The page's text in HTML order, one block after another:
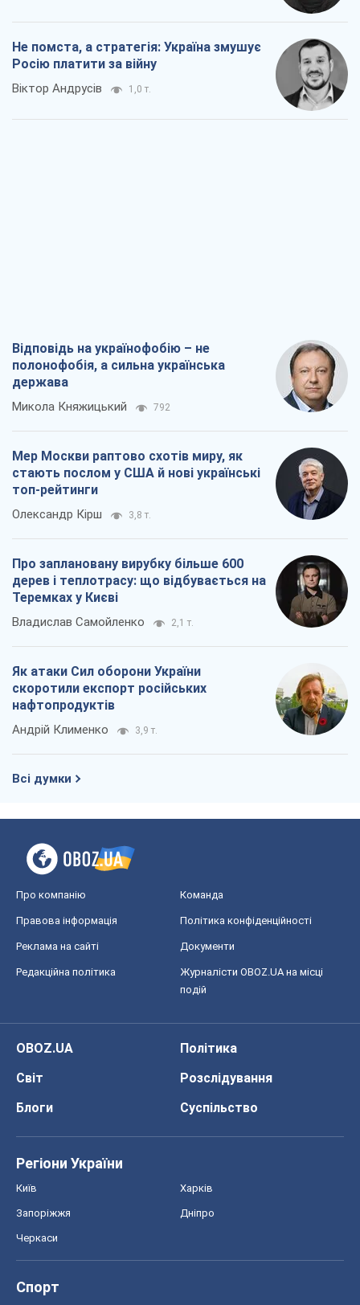
Не помста, а стратегія: Україна змушує
Росію платити за війну
Віктор Андрусів 1,0 т.
Відповідь на українофобію – не
полонофобія, а сильна українська
держава
Микола Княжицький 792
Мер Москви раптово схотів миру, як
стають послом у США й нові українські
топ-рейтинги
Олександр Кірш 3,8 т.
Про заплановану вирубку більше 600
дерев і теплотрасу: що відбувається на
Теремках у Києві
Владислав Самойленко 2,1 т.
Як атаки Сил оборони України
скоротили експорт російських
нафтопродуктів
Андрій Клименко 3,9 т.
Всі думки
Про компанію Команда
Правова інформація Політика конфіденційності
Реклама на сайті Документи
Редакційна політика
Журналісти OBOZ.UA на місці
подій
OBOZ.UA
Політика
Світ
Розслідування
Блоги
Суспільство
Регіони України
Київ Харків
Запоріжжя Дніпро
Черкаси
Спорт